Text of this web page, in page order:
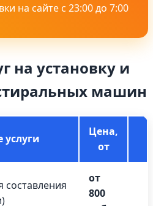
на сайте с 23:00 до 7:00
на установку и
машин
Цена,
от
от
800